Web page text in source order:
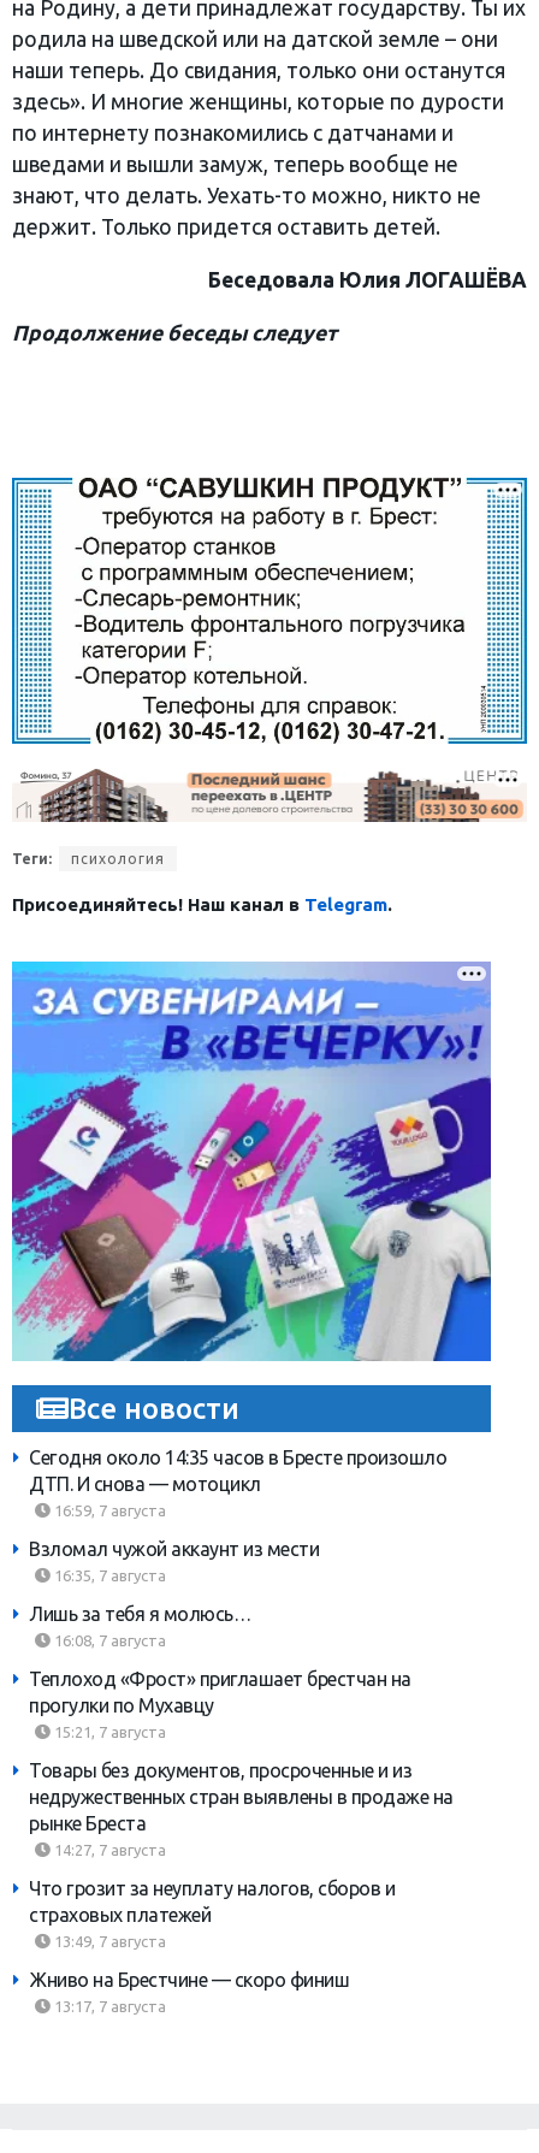
на Родину, а дети принадлежат государству. Ты их
родила на шведской или на датской земле – они
наши теперь. До свидания, только они останутся
здесь». И многие женщины, которые по дурости
по интернету познакомились с датчанами и
шведами и вышли замуж, теперь вообще не
знают, что делать. Уехать-то можно, никто не
держит. Только придется оставить детей.
Беседовала Юлия ЛОГАШЁВА
Продолжение беседыследует
Теги: психология
Присоединяйтесь! Наш канал в Telegram.
Все новости
Сегодня около 14:35 часов в Бресте произошло
ДТП. И снова — мотоцикл
16:59, 7 августа
Взломал чужой аккаунт из мести
16:35, 7 августа
Лишь за тебя я молюсь…
16:08, 7 августа
Теплоход «Фрост» приглашает брестчан на
прогулки по Мухавцу
15:21, 7 августа
Товары без документов, просроченные и из
недружественных стран выявлены в продаже на
рынке Бреста
14:27, 7 августа
Что грозит за неуплату налогов, сборов и
страховых платежей
13:49, 7 августа
Жниво на Брестчине — скоро финиш
13:17, 7 августа